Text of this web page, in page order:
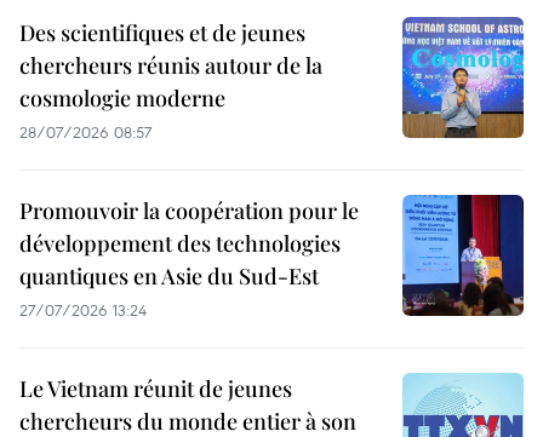
Des scientifiques et de jeunes
chercheurs réunis autour de la
cosmologie moderne
28/07/2026 08:57
Promouvoir la coopération pour le
développement des technologies
quantiques en Asie du Sud-Est
27/07/2026 13:24
Le Vietnam réunit de jeunes
chercheurs du monde entier à son